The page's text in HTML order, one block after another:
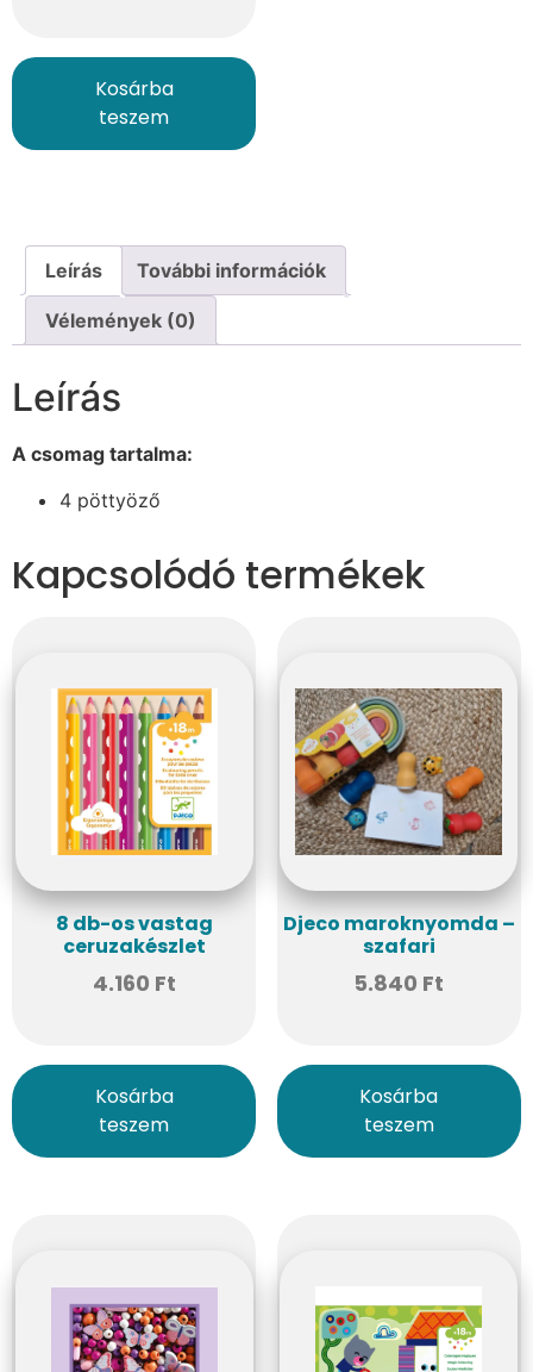
Kosárba
teszem
Leírás További információk
Vélemények (0)
Leírás
A csomag tartalma:
4 pöttyöző
Kapcsolódó termékek
8 db-os vastag
ceruzakészlet
4.160 Ft
Kosárba
teszem
Djeco maroknyomda –
szafari
5.840 Ft
Kosárba
teszem